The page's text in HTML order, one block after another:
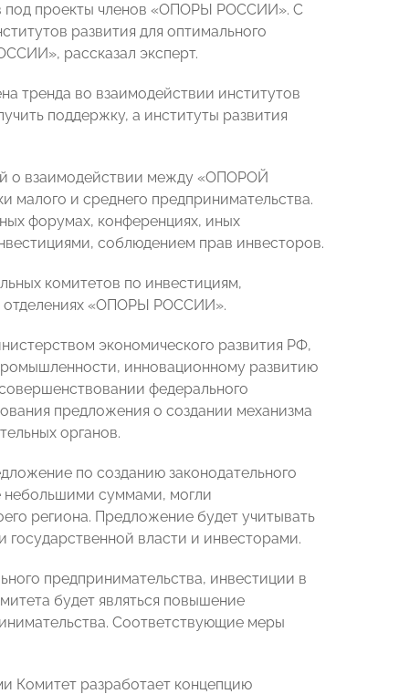
под проекты членов «ОПОРЫ РОССИИ». С
развития для оптимального
рассказал эксперт.
тренда во взаимодействии институтов
поддержку, а институты развития
о взаимодействии между «ОПОРОЙ
и среднего предпринимательства.
форумах, конференциях, иных
соблюдением прав инвесторов.
комитетов по инвестициям,
отделениях «ОПОРЫ РОССИИ».
экономического развития РФ,
инновационному развитию
федерального
предложения о создании механизма
органов.
по созданию законодательного
небольшими суммами, могли
региона. Предложение будет учитывать
власти и инвесторами.
предпринимательства, инвестиции в
будет являться повышение
Соответствующие меры
Комитет разработает концепцию